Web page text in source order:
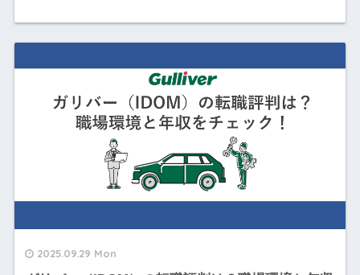
2025.09.29 Mon